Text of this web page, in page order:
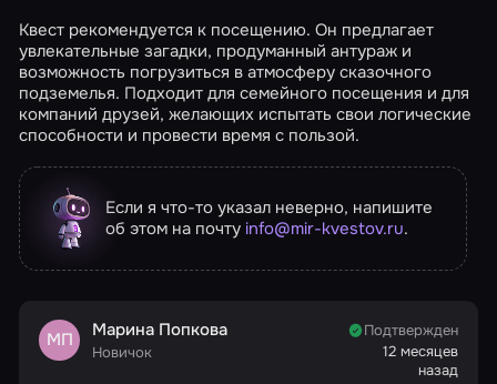
Квест рекомендуется к посещению. Он предлагает
увлекательные загадки, продуманный антураж и
возможность погрузиться в атмосферу сказочного
подземелья. Подходит для семейного посещения и для
компаний друзей, желающих испытать свои логические
способности и провести время с пользой.
Если я что-то указал неверно, напишите
об этом на почту info@mir-kvestov.ru.
МП Марина Попкова
Новичок
Подтвержден
12 месяцев
назад